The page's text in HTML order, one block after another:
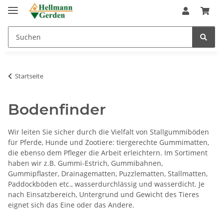
Startseite
Bodenfinder
Wir leiten Sie sicher durch die Vielfalt von Stallgummiböden
für Pferde, Hunde und Zootiere: tiergerechte Gummimatten,
die ebenso dem Pfleger die Arbeit erleichtern. Im Sortiment
haben wir z.B. Gummi-Estrich, Gummibahnen,
Gummipflaster, Drainagematten, Puzzlematten, Stallmatten,
Paddockböden etc., wasserdurchlässig und wasserdicht. Je
nach Einsatzbereich, Untergrund und Gewicht des Tieres
eignet sich das Eine oder das Andere.